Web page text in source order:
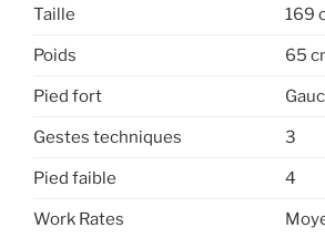
Taille 169
Poids 65
Pied fort
Gestes techniques 3
Pied faible 4
Work Rates